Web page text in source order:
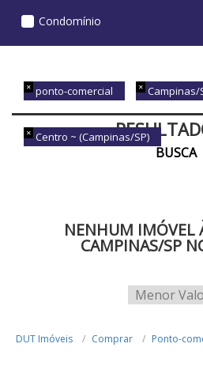
Condomínio
ponto-comercial Campinas/
Centro ~ (Campinas/SP)
BUSCA
NENHUM IMÓVEL
CAMPINAS/SP
DUT Imóveis Comprar Ponto-